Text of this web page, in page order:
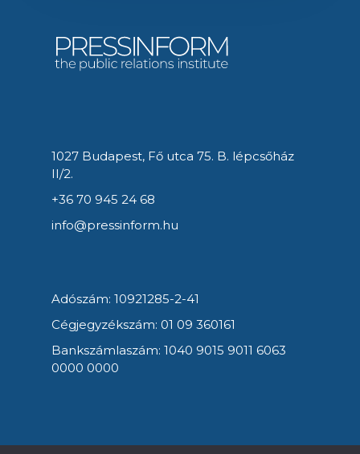
1027 Budapest, Fő utca 75. B. lépcsőház
II/2.
+36 70 945 24 68
info@pressinform.hu
Adószám: 10921285-2-41
Cégjegyzékszám: 01 09 360161
Bankszámlaszám: 1040 9015 9011 6063
0000 0000